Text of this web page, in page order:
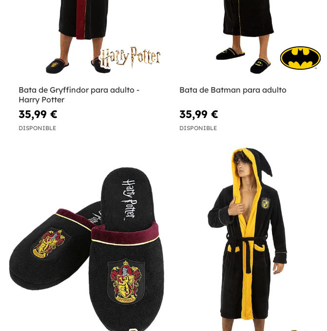
Bata de Gryffindor para adulto -
Harry Potter
35,99 €
DISPONIBLE
Bata de Batman para adulto
35,99 €
DISPONIBLE